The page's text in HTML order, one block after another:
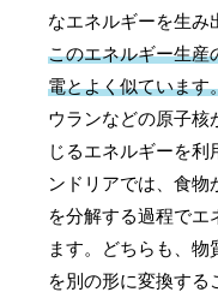
なエネルギーを生み
このエネルギー生産
電とよく似ています
ウランなどの原子核
じるエネルギーを利
ンドリアでは、食物
を分解する過程でエ
ます。どちらも、物
を別の形に変換する